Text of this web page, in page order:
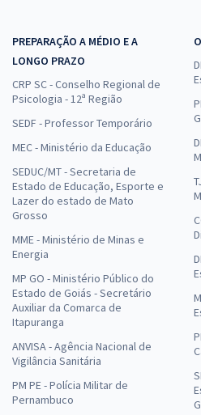
PREPARAÇÃO A MÉDIO E A
LONGO PRAZO
CRP SC - Conselho Regional de
Psicologia - 12ª Região
SEDF - Professor Temporário
MEC - Ministério da Educação
SEDUC/MT - Secretaria de
Estado de Educação, Esporte e
Lazer do estado de Mato
Grosso
MME - Ministério de Minas e
Energia
MP GO - Ministério Público do
Estado de Goiás - Secretário
Auxiliar da Comarca de
Itapuranga
ANVISA - Agência Nacional de
Vigilância Sanitária
PM PE - Polícia Militar de
Pernambuco